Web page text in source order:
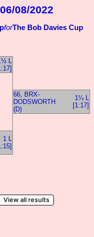
08/2022
forThe Bob Davies Cup
L
66, BRX-
DODSWORTH
(D)
1¼ L
[1:17]
1 L
View all results